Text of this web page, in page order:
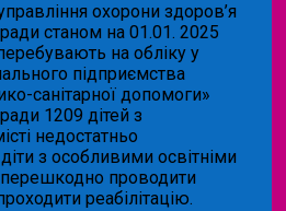
охорони здоров’я
станом на 01.01. 2025
на обліку у
підприємства
санітарної допомоги»
1209 дітей з
недостатньо
з особливими освітніми
проводити
реабілітацію.